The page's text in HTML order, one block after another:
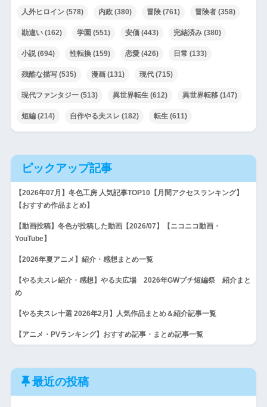
人外ヒロイン(578) 内政(380) 冒険(761) 冒険者(358)
勘違い(162) 学園 (551) 安価(443) 完結済み(380)
小説(694) 性転換(159) 恋愛(426) 日常 (133)
残酷な描写(535) 漫画(131) 現代(715)
現代ファンタジー(513) 異世界転生(612) 異世界転移(147)
短編(214) 自作やる夫スレ (182) 転生(611)
ピックアップ記事
【2026年07月】冬色工房 人気記事TOP10【月間アクセスランキング】
【おすすめ作品まとめ】
【動画投稿】冬色が投稿した動画【2026/07】【ニコニコ動画・
YouTube】
【2026年夏アニメ】紹介・感想まとめ一覧
【やる夫スレ紹介・感想】やる夫広場 2026年GWプチ短編祭 紹介まと
め
【やる夫スレ十選 2026年2月】人気作品まとめ＆紹介記事一覧
【アニメ・PVランキング】おすすめ記事・まとめ記事一覧
最近の投稿